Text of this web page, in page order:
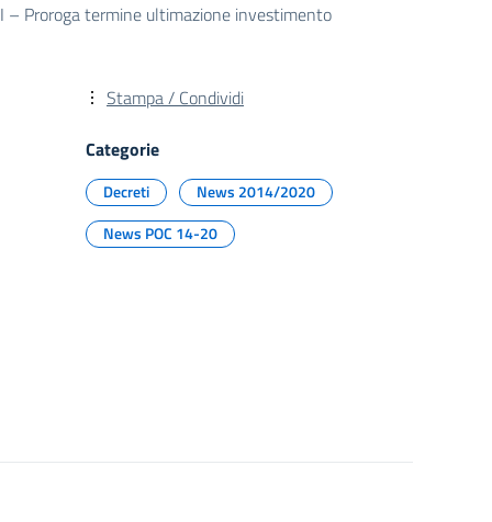
– Proroga termine ultimazione investimento
Stampa / Condividi
Categorie
Decreti
News 2014/2020
News POC 14-20